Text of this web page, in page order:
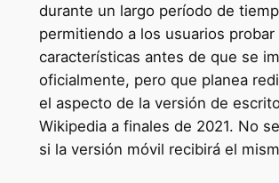
durante un largo período de
permitiendo a los usuarios probar
características antes de que se
oficialmente, pero que planea
el aspecto de la versión de
Wikipedia a finales de 2021. No
si la versión móvil recibirá el